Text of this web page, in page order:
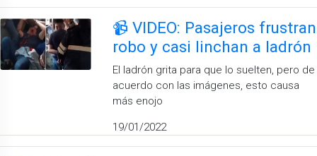
📹 VIDEO: Pasajeros frustran
robo y casi linchan a ladrón
El ladrón grita para que lo suelten, pero de
acuerdo con las imágenes, esto causa
más enojo
19/01/2022